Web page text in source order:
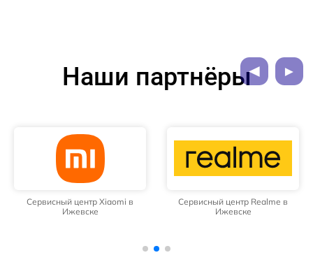
Наши партнёры
Сервисный центр Xiaomi в
Ижевске
Сервисный центр Realme в
Ижевске